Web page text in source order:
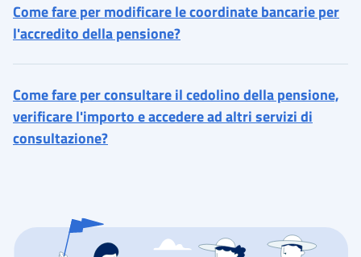
Come fare per modificare le coordinate bancarie per
l'accredito della pensione?
Come fare per consultare il cedolino della pensione,
verificare l'importo e accedere ad altri servizi di
consultazione?